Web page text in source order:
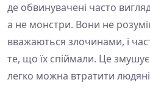
де обвинувачені часто
а не монстри. Вони не
вважаються злочинами, і
те, що їх спіймали. Це
легко можна втратити